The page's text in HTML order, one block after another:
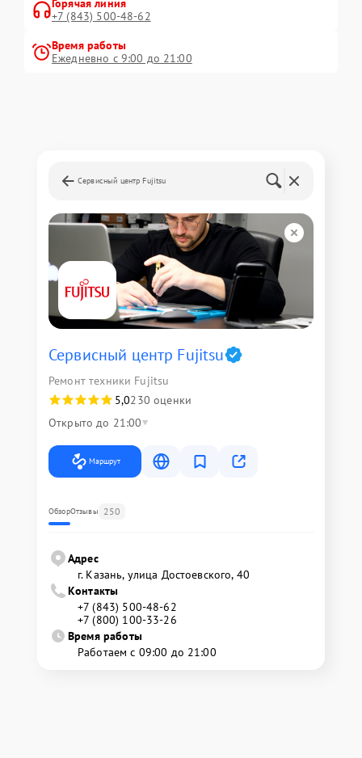
Горячая линия
+7 (843) 500-48-62
Время работы
Ежедневно с 9:00 до 21:00
Сервисный центр Fujitsu
Сервисный центр Fujitsu
Ремонт техники Fujitsu
5,0230 оценки
Открыто до 21:00
Маршрут
ОбзорОтзывы 250
Адрес
г. Казань, улица Достоевского, 40
Контакты
+7 (843) 500-48-62
+7 (800) 100-33-26
Время работы
Работаем с 09:00 до 21:00